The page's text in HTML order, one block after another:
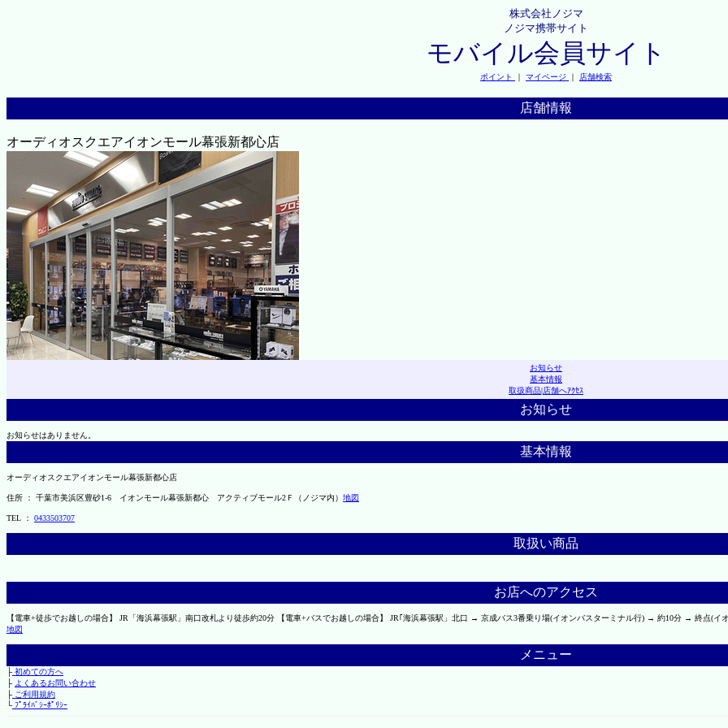
株式会社ノジマ
ノジマ携帯サイト
モバイル会員サイト
ポイント ｜ マイページ ｜ 店舗検索
店舗情報
オーディオスクエアイオンモール幕張新都心店
お知らせ
基本情報
取扱商品|店舗へｱｸｾｽ
お知らせ
お知らせはありません。
基本情報
オーディオスクエアイオンモール幕張新都心店
住所 ： 千葉市美浜区豊砂1-6 イオンモール幕張新都心 アクティブモール2Ｆ（ノジマ内） 地図
TEL ： 0433503707
取扱い商品
お店へのアクセス
【電車+徒歩でお越しの場合】 JR「海浜幕張駅」南口改札より徒歩約20分 【電車+バスでお越しの場合】 JR｢海浜幕張駅」北口 → 京成バス3番乗り場(イオンバスターミナル行) → 約10分 → 終点(イ
地図
メニュー
├初めての方へ
├ よくあるお問い合わせ
├ご利用規約
└ﾌﾟﾗｲﾊﾞｼｰﾎﾟﾘｼｰ